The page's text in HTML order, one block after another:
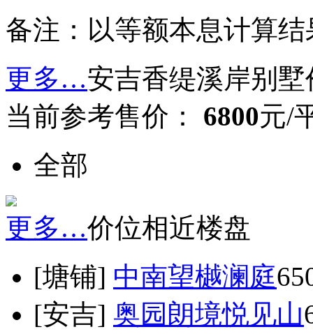
备注：以等额本息计算
更多…安吉香缇溪岸别
当前参考售价： 6800元/
全部
更多…价位相近楼盘
[塘铺] 中南望樾澜庭
[安吉] 奥园朗境悦见山